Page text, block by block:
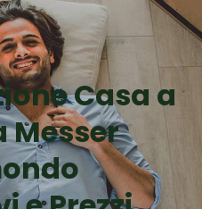
Casa a
Messer